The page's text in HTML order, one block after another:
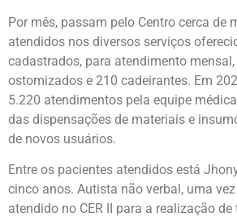
Por mês, passam pelo Centro cerca de
atendidos nos diversos serviços
cadastrados, para atendimento
ostomizados e 210 cadeirantes. Em
5.220 atendimentos pela equipe
das dispensações de materiais e
de novos usuários.
Entre os pacientes atendidos está
cinco anos. Autista não verbal, uma
atendido no CER II para a realização